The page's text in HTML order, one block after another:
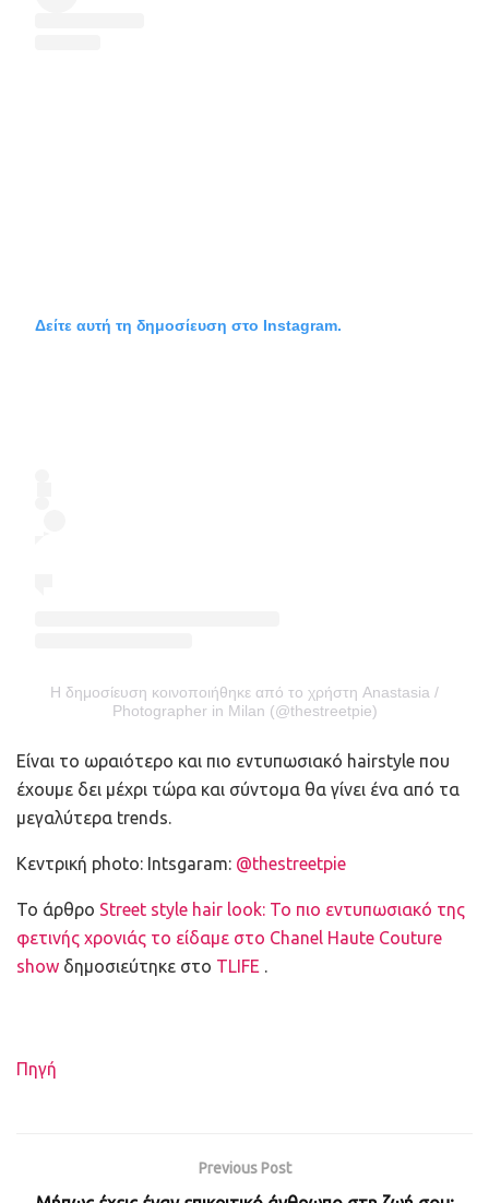
Δείτε αυτή τη δημοσίευση στο Instagram.
Η δημοσίευση κοινοποιήθηκε από το χρήστη Anastasia /
Photographer in Milan (@thestreetpie)
Είναι το ωραιότερο και πιο εντυπωσιακό hairstyle που
έχουμε δει μέχρι τώρα και σύντομα θα γίνει ένα από τα
μεγαλύτερα trends.
Κεντρική photo: Intsgaram: @thestreetpie
To άρθρο Street style hair look: Το πιο εντυπωσιακό της
φετινής χρονιάς το είδαμε στο Chanel Haute Couture
show δημοσιεύτηκε στο TLIFE .
Πηγή
Previous Post